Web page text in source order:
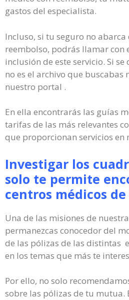
gastos del especialista.
Incluso, si tu seguro no abarca
reembolso, podrás llamar con
inclusión de este servicio. Si se
no es el archivo que
nuestro portal .
En ella encontrarás las guías
tarifas de las más relevantes
que proporcionan servicios en
Investigar los
solo te permite
centros médicos
Una de las misiones de
permanezcas conocedor del
de las pólizas de las distintas
en los temas que más te
Por ello, no solo
sobre las pólizas de tu mutua.